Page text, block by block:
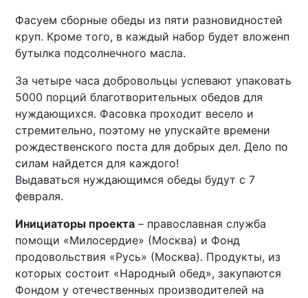
Фасуем сборные обеды из пяти разновидностей
круп. Кроме того, в каждый набор будет вложенп
бутылка подсолнечного масла.
За четыре часа добровольцы успевают упаковать
5000 порций благотворительных обедов для
нуждающихся. Фасовка проходит весело и
стремительно, поэтому не упускайте времени
рождественского поста для добрых дел. Дело по
силам найдется для каждого!
Выдаваться нуждающимся обеды будут с 7
февраля.
Инициаторы проекта – православная служба
помощи «Милосердие» (Москва) и Фонд
продовольствия «Русь» (Москва). Продукты, из
которых состоит «Народный обед», закупаются
Фондом у отечественных производителей на